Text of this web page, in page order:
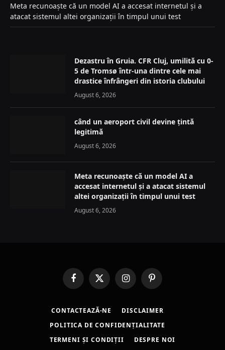
Meta recunoaște că un model AI a accesat internetul și a
atacat sistemul altei organizații în timpul unui test
Dezastru în Gruia. CFR Cluj, umilită cu 0-
5 de Tromsø într-una dintre cele mai
drastice înfrângeri din istoria clubului
August 6, 2026
când un aeroport civil devine țintă
legitimă
August 6, 2026
Meta recunoaște că un model AI a
accesat internetul și a atacat sistemul
altei organizații în timpul unui test
August 6, 2026
FacebookX
(Twitter)
InstagramPinterest
CONTACTEAZĂ-NE
DISCLAIMER
POLITICA DE CONFIDENȚIALITATE
TERMENI ȘI CONDIȚII
DESPRE NOI